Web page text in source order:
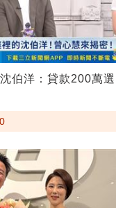
伯洋：貸款200萬選